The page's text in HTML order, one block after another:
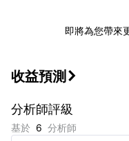
即將為您帶來
收益預測
分析師評級
基於 6 分析師